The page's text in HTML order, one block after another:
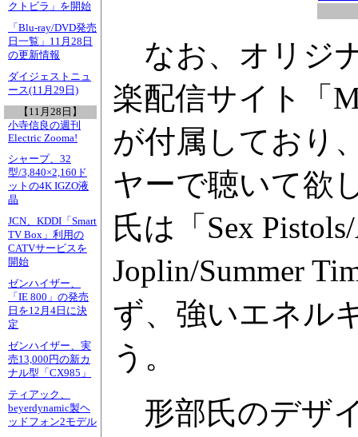
クトビラ」を開始
「Blu-ray/DVD発売
日一覧」11月28日
の更新情報
ダイジェストニュ
ース(11月29日)
【11月28日】
小寺信良の週刊
Electric Zooma!
シャープ、32
型/3,840×2,160ド
ットの4K IGZO液
晶
JCN、KDDI「Smart
TV Box」利用の
CATVサービスを
開始
ゼンハイザー、
「IE 800」の発売
日を12月4日に決
定
ゼンハイザー、実
売13,000円の新カ
ナル型「CX985」
ティアック、
beyerdynamic製ヘ
ッドフォン2モデル
なお、オリジ
楽配信サイト「
が付属しており
ヤーで聴いて欲
氏は「Sex
Joplin/Summer
ず、強いエネル
う。
形部氏のデザ